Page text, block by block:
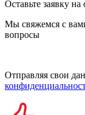
Оставьте заявку
Мы свяжемся с
вопросы
Отправляя свои